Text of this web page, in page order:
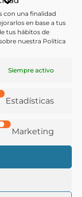
con una finalidad
en base a tus
tus hábitos de
nuestra Política
Siempre activo
Estadísticas
Marketing
remedios
Rom).
Consuelo de